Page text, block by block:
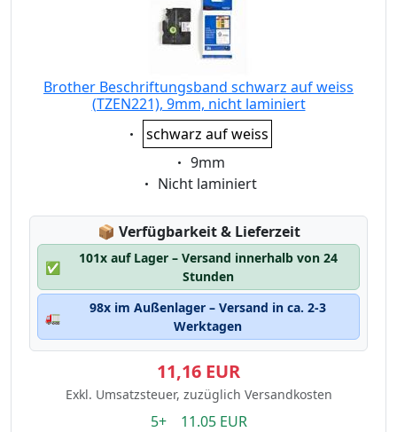
Brother Beschriftungsband schwarz auf weiss
(TZEN221), 9mm, nicht laminiert
Eigenschaft:
schwarz auf weiss
Eigenschaft:
9mm
Eigenschaft:
Nicht laminiert
📦 Lagerstatus:
Verfügbarkeit & Lieferzeit
✅
101x auf Lager – Versand innerhalb von 24
Stunden
🚛
98x im Außenlager – Versand in ca. 2-3
Werktagen
11,16 EUR
Exkl. Umsatzsteuer, zuzüglich Versandkosten
5+ 11.05 EUR